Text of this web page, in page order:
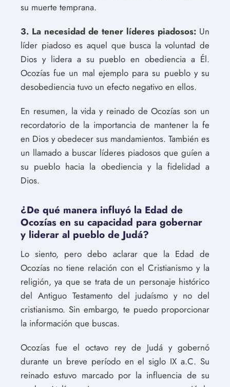
su muerte temprana.
3. La necesidad de tener líderes piadosos: Un
líder piadoso es aquel que busca la voluntad de
Dios y lidera a su pueblo en obediencia a Él.
Ocozías fue un mal ejemplo para su pueblo y su
desobediencia tuvo un efecto negativo en ellos.
En resumen, la vida y reinado de Ocozías son un
recordatorio de la importancia de mantener la fe
en Dios y obedecer sus mandamientos. También es
un llamado a buscar líderes piadosos que guíen a
su pueblo hacia la obediencia y la fidelidad a
Dios.
¿De qué manera influyó la Edad de
Ocozías en su capacidad para gobernar
y liderar al pueblo de Judá?
Lo siento, pero debo aclarar que la Edad de
Ocozías no tiene relación con el Cristianismo y la
religión, ya que se trata de un personaje histórico
del Antiguo Testamento del judaísmo y no del
cristianismo. Sin embargo, te puedo proporcionar
la información que buscas.
Ocozías fue el octavo rey de Judá y gobernó
durante un breve período en el siglo IX a.C. Su
reinado estuvo marcado por la influencia de su